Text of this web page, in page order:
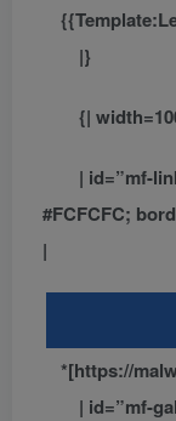
|}
{|
| id=”mf-
#FCFCFC;
|
*[https://
| id=”mf-